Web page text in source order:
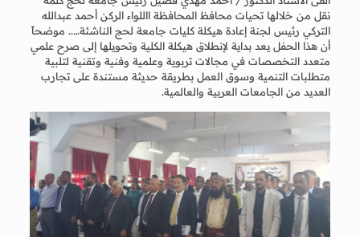
نقل من خلالها تحيات محافظ المحافظة االلواء الركن أحمد عبدالله
التركي رئيس لجنة إعادة هيكلة كليات جامعة لحج الناشئة….. موضحاً
أن هذا الحفل يعد بداية لإنطلاق هيكلة الكلية وتحويلها إلى صرح علمي
متعدد التخصصات في مجالات تربوية وعلمية وفنية وتقنية لتلبية
متطلبات التنمية وسوق العمل بطريقة حديثة مستندة على تجارب
العديد من الجامعات العربية والعالمية.